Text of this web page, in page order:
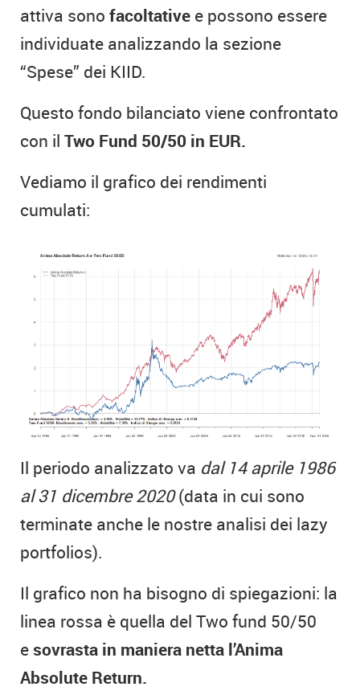
attiva sono facoltative e possono essere
individuate analizzando la sezione
“Spese” dei KIID.
Questo fondo bilanciato viene confrontato
con il Two Fund 50/50 in EUR.
Vediamo il grafico dei rendimenti
cumulati:
Il periodo analizzato va dal 14 aprile 1986
al 31 dicembre 2020(data in cui sono
terminate anche le nostre analisi dei lazy
portfolios).
Il grafico non ha bisogno di spiegazioni: la
linea rossa è quella del Two fund 50/50
esovrasta in maniera netta l’Anima
Absolute Return.